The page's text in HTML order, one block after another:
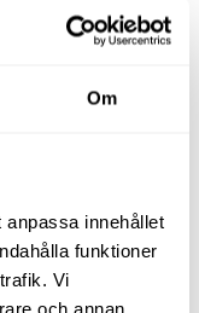
Om
innehållet
funktioner
Vi
och annan